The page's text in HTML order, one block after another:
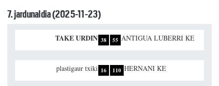
7. jardunaldia (2025-11-23)
TAKE URDIN 38 55 ANTIGUA LUBERRI KE
plastigaur txiki 16 110 HERNANI KE